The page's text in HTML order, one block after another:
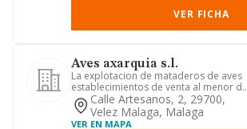
VER FICHA
Aves axarquia s.l.
La explotacion de mataderos de aves
establecimientos de venta al menor de
carnes y la explotacion d...
Calle Artesanos, 2, 29700,
Velez Malaga, Malaga
VER EN MAPA